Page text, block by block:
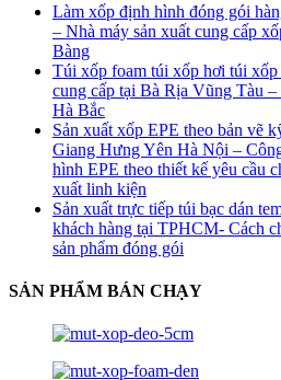
Làm xốp định hình đóng gói
– Nhà máy sản xuất cung cấp
Bàng
Túi xốp foam túi xốp hơi túi xốp
cung cấp tại Bà Rịa Vũng Tàu
Hà Bắc
Sản xuất xốp EPE theo bản vẽ
Giang Hưng Yên Hà Nội –
hình EPE theo thiết kế yêu cầu
xuất linh kiện
Sản xuất trực tiếp túi bạc dán
khách hàng tại TPHCM- Cách
sản phẩm đóng gói
SẢN PHẨM BÁN CHẠY